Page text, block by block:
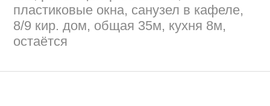
пластиковые окна, санузел в кафеле,
8/9 кир. дом, общая 35м, кухня 8м,
остаётся